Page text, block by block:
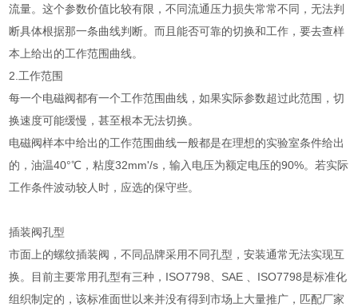
流量。这个参数价值比较有限，不同流通压力损失常常不同，无法判
断具体根据那一条曲线判断。而且能否可靠的切换和工作，要去查样
本上给出的工作范围曲线。
2.工作范围
每一个电磁阀都有一个工作范围曲线，如果实际参数超过此范围，切
换速度可能缓慢，甚至根本无法切换。
电磁阀样本中给出的工作范围曲线一般都是在理想的实验室条件给出
的，油温40°℃，粘度32mm'/s，输入电压为额定电压的90%。若实际
工作条件波动较人时，应选的保守些。
插装阀孔型
市面上的螺纹插装阀，不同品牌采用不同孔型，安装通常无法实现互
换。目前主要常用孔型有三种，ISO7798、SAE 、ISO7798是标准化
组织制定的，该标准面世以来并没有得到市场上大量推广，匹配厂家